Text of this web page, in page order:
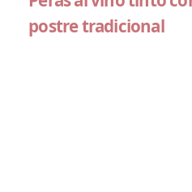
postre tradicional